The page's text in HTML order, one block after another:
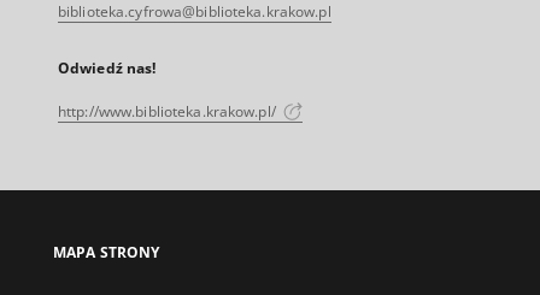
biblioteka.cyfrowa@biblioteka.krakow.pl
Odwiedź nas!
http://www.biblioteka.krakow.pl/
MAPA STRONY